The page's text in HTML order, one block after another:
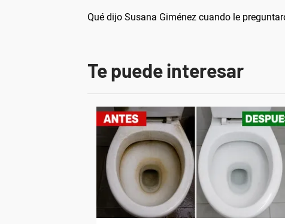
Qué dijo Susana Giménez cuando le
Te puede interesar